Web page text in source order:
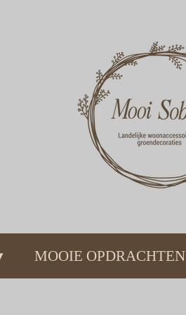
MOOIE OPDRACHTEN